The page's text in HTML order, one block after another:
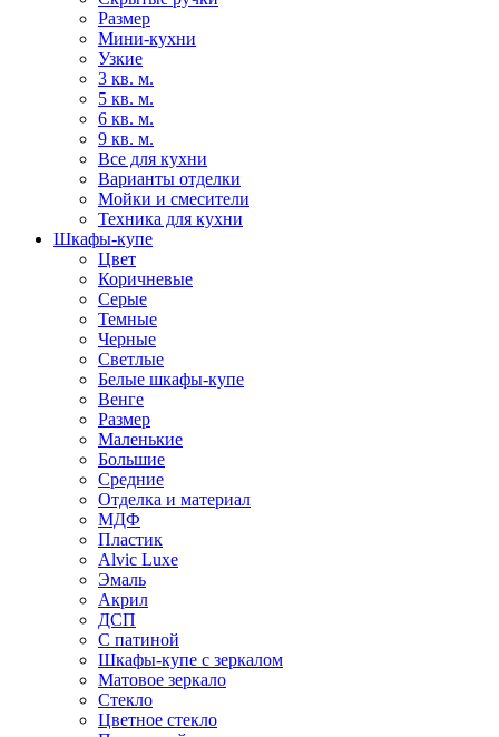
Размер
Мини-кухни
Узкие
3 кв. м.
5 кв. м.
6 кв. м.
9 кв. м.
Все для кухни
Варианты отделки
Мойки и смесители
Техника для кухни
Шкафы-купе
Цвет
Коричневые
Серые
Темные
Черные
Светлые
Белые шкафы-купе
Венге
Размер
Маленькие
Большие
Средние
Отделка и материал
МДФ
Пластик
Alvic Luxe
Эмаль
Акрил
ДСП
С патиной
Шкафы-купе с зеркалом
Матовое зеркало
Стекло
Цветное стекло